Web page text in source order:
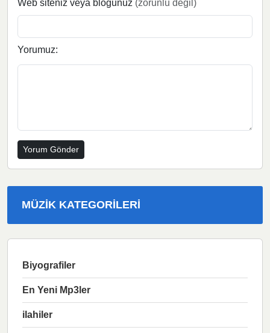
Web siteniz veya blogunuz (zorunlu değil)
Yorumuz:
MÜZIK KATEGORILERI
Biyografiler
En Yeni Mp3ler
ilahiler